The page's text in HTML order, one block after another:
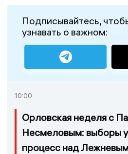
Подписывайтесь,
узнавать о важном:
10:00
Орловская неделя с
Несмеловым: выборы
процесс над